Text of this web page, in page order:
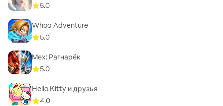
5.0
Whoa Adventure
5.0
Мех: Рагнарёк
5.0
Hello Kitty и друзья
4.0